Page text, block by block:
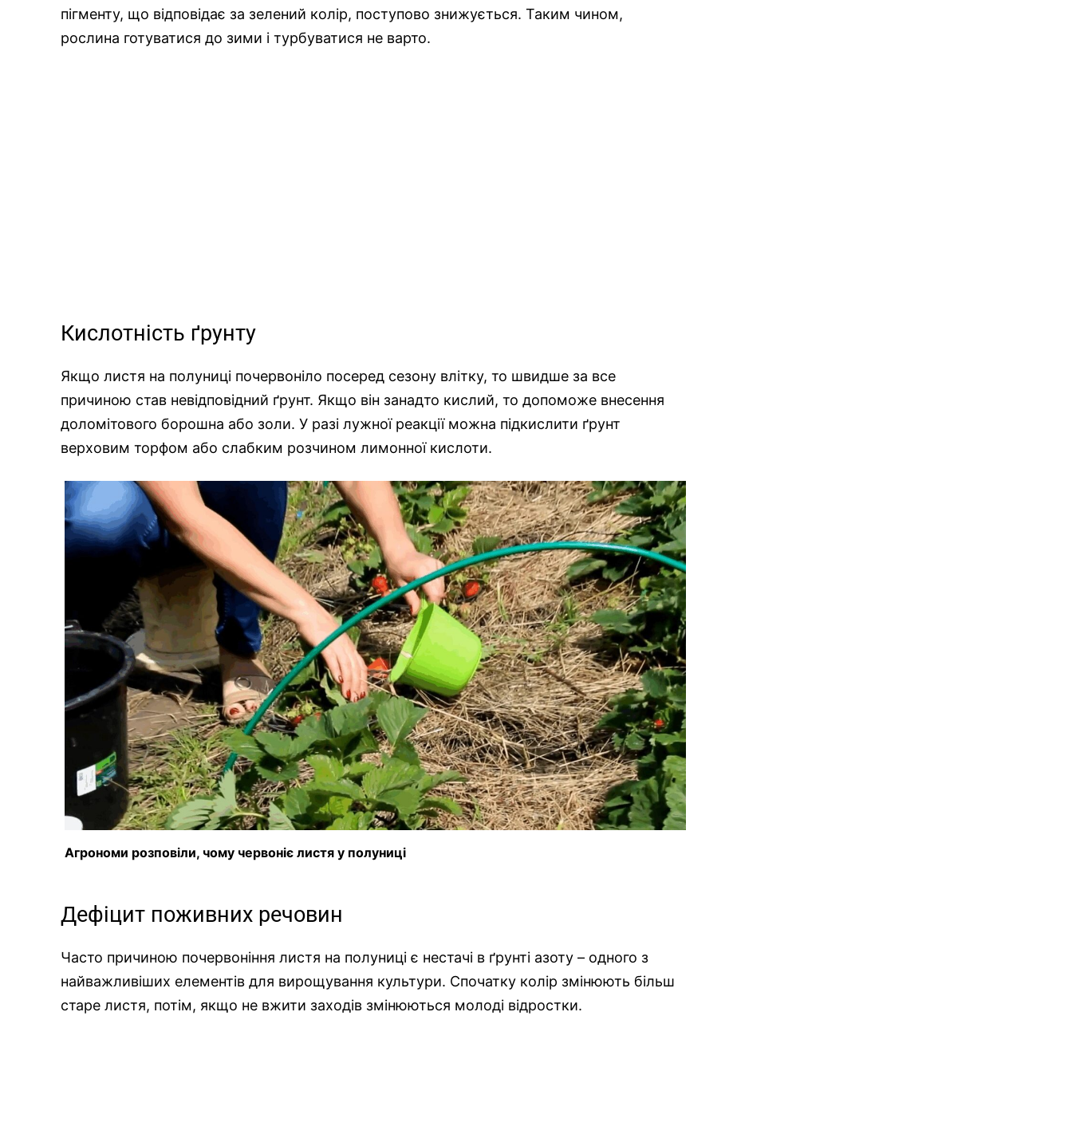
пігменту, що відповідає за зелений колір, поступово знижується. Таким чином,
рослина готуватися до зими і турбуватися не варто.
Кислотність ґрунту
Якщо листя на полуниці почервоніло посеред сезону влітку, то швидше за все
причиною став невідповідний ґрунт. Якщо він занадто кислий, то допоможе внесення
доломітового борошна або золи. У разі лужної реакції можна підкислити ґрунт
верховим торфом або слабким розчином лимонної кислоти.
Агрономи розповіли, чому червоніє листя у полуниці
Дефіцит поживних речовин
Часто причиною почервоніння листя на полуниці є нестачі в ґрунті азоту – одного з
найважливіших елементів для вирощування культури. Спочатку колір змінюють більш
старе листя, потім, якщо не вжити заходів змінюються молоді відростки.